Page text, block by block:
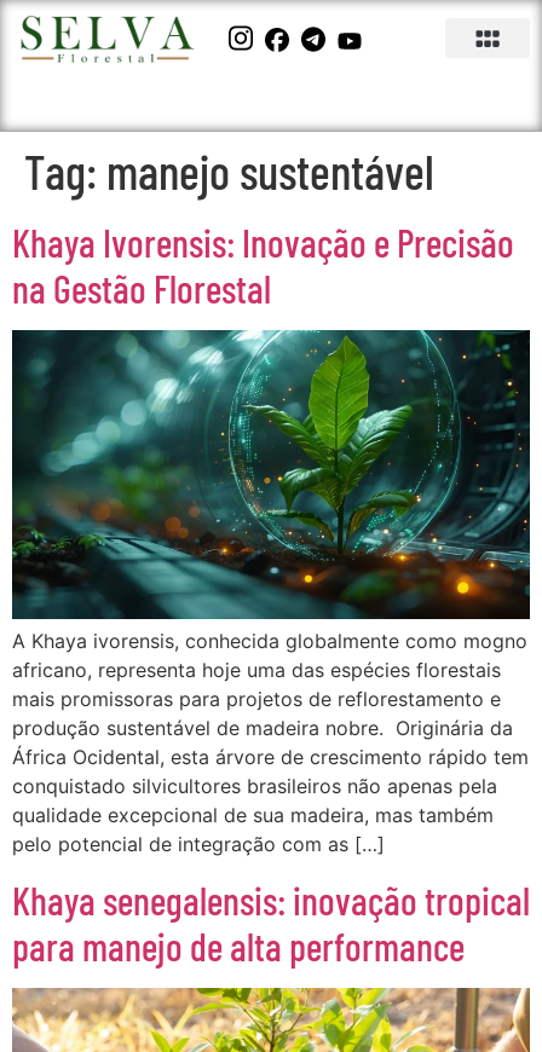
Tag: manejo sustentável
Khaya Ivorensis: Inovação e Precisão
na Gestão Florestal
A Khaya ivorensis, conhecida globalmente como mogno
africano, representa hoje uma das espécies florestais
mais promissoras para projetos de reflorestamento e
produção sustentável de madeira nobre. Originária da
África Ocidental, esta árvore de crescimento rápido tem
conquistado silvicultores brasileiros não apenas pela
qualidade excepcional de sua madeira, mas também
pelo potencial de integração com as […]
Khaya senegalensis: inovação tropical
para manejo de alta performance